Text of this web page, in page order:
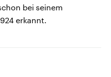
bei seinem
erkannt.